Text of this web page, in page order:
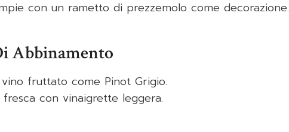
con un rametto di prezzemolo come decorazione.
Abbinamento
fruttato come Pinot Grigio.
con vinaigrette leggera.